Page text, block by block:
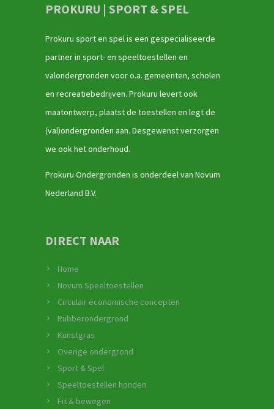
PROKURU | SPORT & SPEL
Prokuru sport en spel is een gespecialiseerde
partner in sport- en speeltoestellen en
valondergronden voor o.a. gemeenten, scholen
en recreatiebedrijven. Prokuru levert ook
maatontwerp, plaatst de toestellen en legt de
(val)ondergronden aan. Desgewenst verzorgen
we ook het onderhoud.
Prokuru Ondergronden is onderdeel van Novum
Nederland B.V.
DIRECT NAAR
Home
Novum Speeltoestellen
Circulair economische concepten
Rubberondergrond
Kunstgras
Overige ondergrond
Sport & Spel
Speeltoestellen honden
Fit & bewegen